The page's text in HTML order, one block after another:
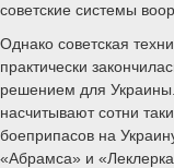
советские системы
Однако советская
практически
решением для
насчитывают сотни
боеприпасов на
«Абрамса» и